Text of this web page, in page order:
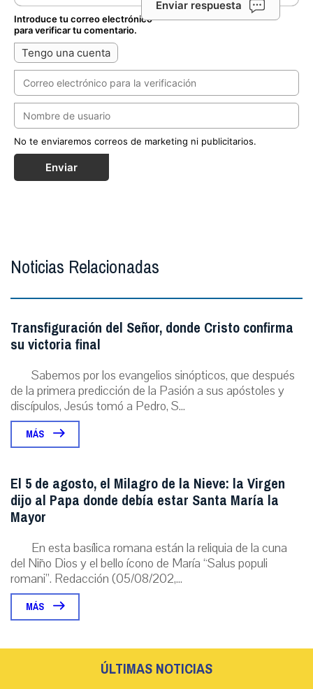
Enviar respuesta
Introduce tu correo electrónico
para verificar tu comentario.
Tengo una cuenta
No te enviaremos correos de marketing ni publicitarios.
Enviar
Noticias Relacionadas
Transfiguración del Señor, donde Cristo confirma
su victoria final
Sabemos por los evangelios sinópticos, que después
de la primera predicción de la Pasión a sus apóstoles y
discípulos, Jesús tomó a Pedro, S...
MÁS
El 5 de agosto, el Milagro de la Nieve: la Virgen
dijo al Papa donde debía estar Santa María la
Mayor
En esta basílica romana están la reliquia de la cuna
del Niño Dios y el bello ícono de María “Salus populi
romani”. Redacción (05/08/202,...
MÁS
ÚLTIMAS NOTICIAS